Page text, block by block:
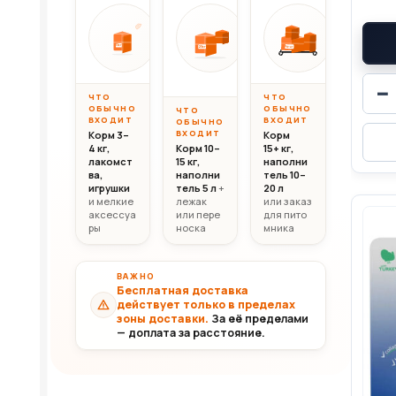
−
10кг
Вес до 10 кг
10 000 ₸
ЧТО
ОБЫЧНО
ВХОДИТ
Корм 3–
4 кг,
лакомст
ва,
игрушки
и мелкие
аксессуа
ры
20кг
Вес 10–20 кг
20 000 ₸
ЧТО
ОБЫЧНО
ВХОДИТ
Корм 10–
15 кг,
наполни
тель 5 л+
лежак
или пере
носка
30+кг
Вес
30 000
ЧТО
ОБЫЧНО
ВХОДИТ
Корм
15+ кг,
наполни
тель 10–
20 л
или заказ
для пито
мника
ВАЖНО
Бесплатная доставка
действует только в пределах
зоны доставки. За её пределами
— доплата за расстояние.